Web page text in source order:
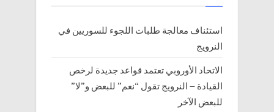
استئناف معالجة طلبات اللجوء للسوريين في
النرويج
الاتحاد الأوروبي تعتمد قواعد جديدة لرخص
القيادة – النرويج تقول “نعم” للبعض و”لا”
للبعض الآخر